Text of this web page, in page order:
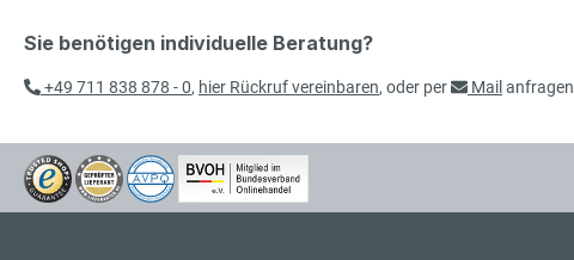
Sie benötigen individuelle Beratung?
+49 711 838 878 - 0, hier Rückruf vereinbaren, oder per Mail anfragen